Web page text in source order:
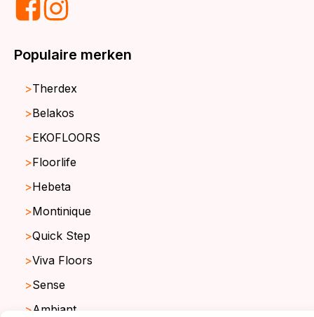
Populaire merken
Therdex
Belakos
EKOFLOORS
Floorlife
Hebeta
Montinique
Quick Step
Viva Floors
Sense
Ambiant